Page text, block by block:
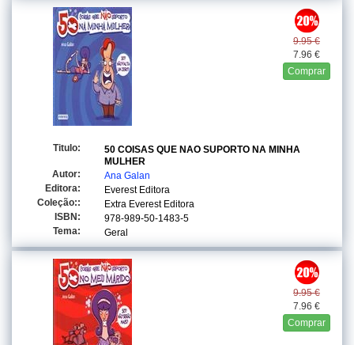
9.95 €
7.96 €
Comprar
Titulo:
50 COISAS QUE NAO SUPORTO NA MINHA
MULHER
Autor:
Ana Galan
Editora:
Everest Editora
Coleção::
Extra Everest Editora
ISBN:
978-989-50-1483-5
Tema:
Geral
9.95 €
7.96 €
Comprar